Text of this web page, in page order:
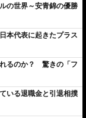
の世界～安青錦の優勝
本代表に起きたプラス
るのか？ 驚きの「フ
いる退職金と引退相撲